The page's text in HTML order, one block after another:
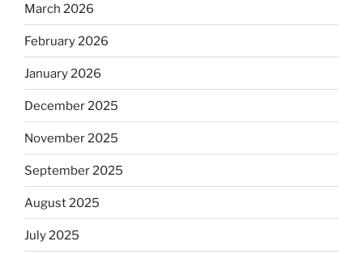
March 2026
February 2026
January 2026
December 2025
November 2025
September 2025
August 2025
July 2025